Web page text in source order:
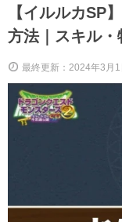
【イルルカSP
方法｜スキル・
最終更新：2024年3月1